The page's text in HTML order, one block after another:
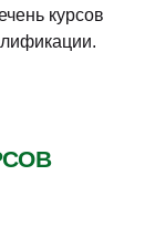
курсов